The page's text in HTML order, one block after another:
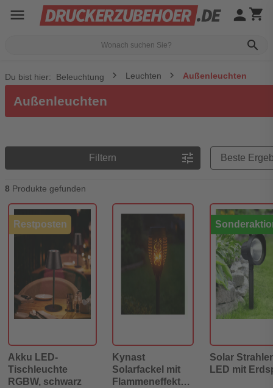
menu
search
person shopping_cart
Du bist hier: Beleuchtung Leuchten Außenleuchten
Außenleuchten
Filtern tune
8 Produkte gefunden
Restposten
Akku LED-
Tischleuchte
RGBW, schwarz
Kynast
Solarfackel mit
Flammeneffekt
Solar
LED mit